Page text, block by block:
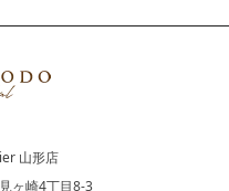
山形店
ヶ崎4丁目8-3